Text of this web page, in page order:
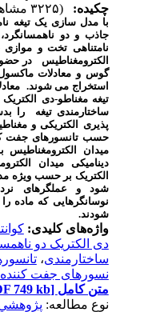
چکیده:
با مدل سازی یک تیغه
جاذب و دو ناهمسانگرد،
نامتناهی تخت و موازی
الکترومغناطیس در
گوس و معادلات ماکسول
استخراج می شوند.
تیغه مغناطو-دی
ساختارمندی تیغه را
پذیری الکتریکی و
حسب تانسورهای جفت
میدان الکترومغناطیس
دینامیکی میدان
الکتریک بر حسب ویژه مد
شود و عملگرهای
نوسانگرهایی که ماده
شودند.
واژه‌های کلیدی:
دی الکتریک دو
ساختارمندی،
نسورهای جفت کننده
متن کامل[PDF 749 kb]
نوع مطالعه:پژوهشي|